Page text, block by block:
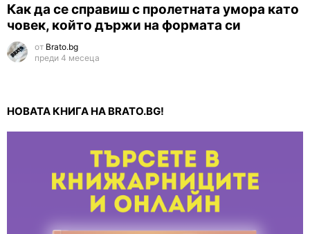
Как да се справиш с пролетната умора като
човек, който държи на формата си
от Brato.bg
преди 4 месеца
НОВАТА КНИГА НА BRATO.BG!